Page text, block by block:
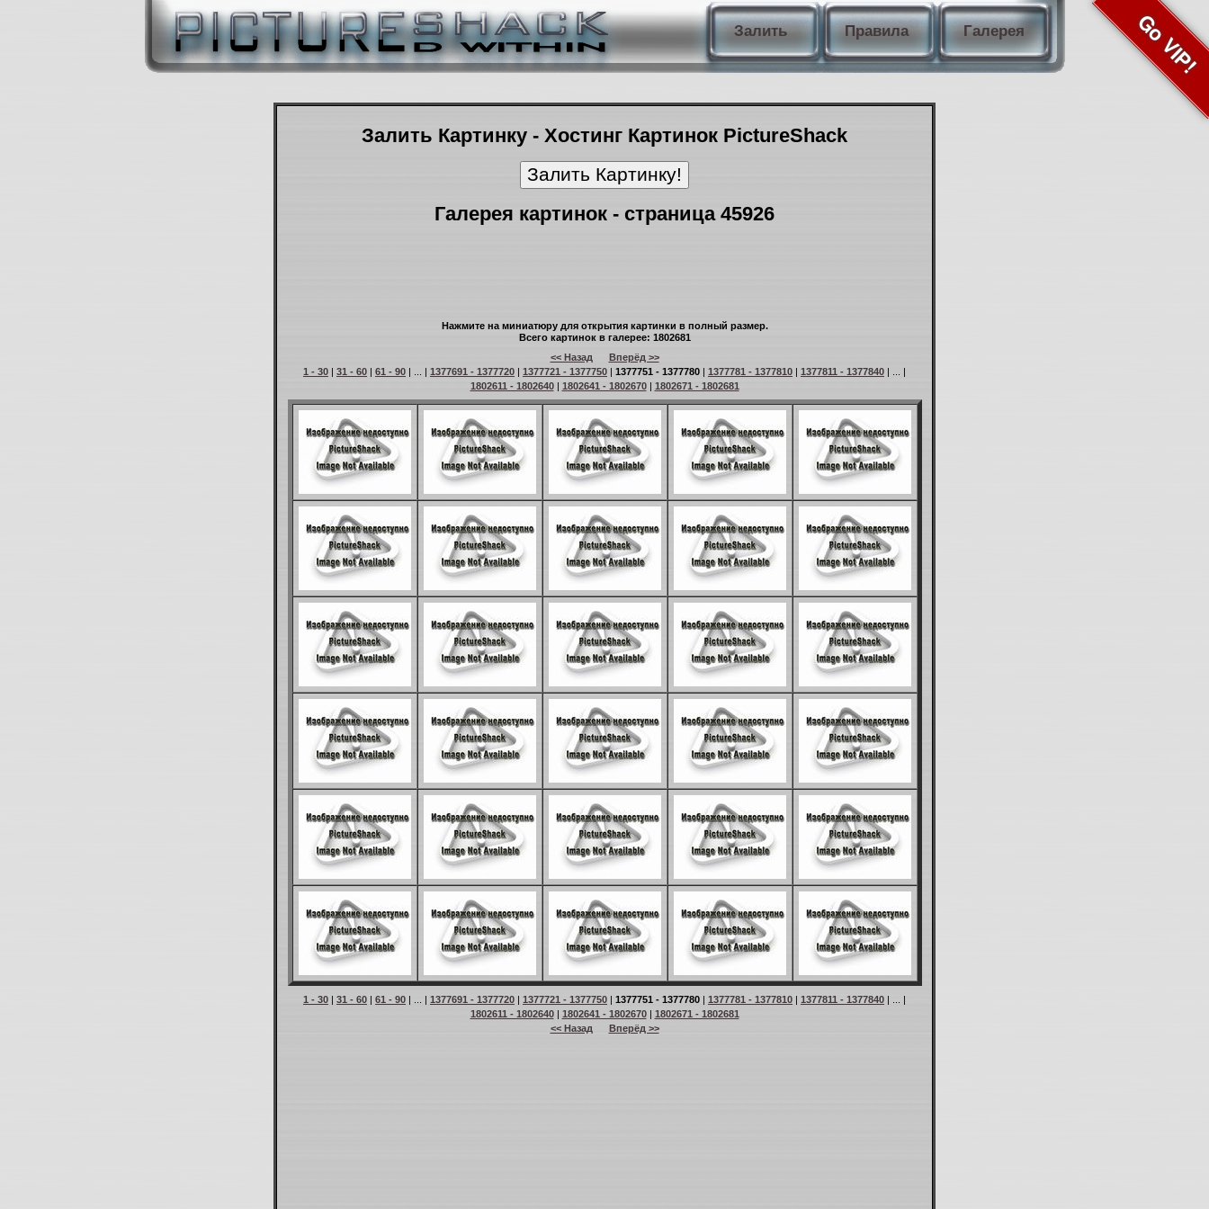
Залить Правила Галерея Go VIP!
Залить Картинку - Хостинг Картинок PictureShack
Галерея картинок - страница 45926
Нажмите на миниатюру для открытия картинки в полный размер.
Всего картинок в галерее: 1802681
<< Назад
Вперёд >>
1 - 30 | 31 - 60 | 61 - 90 | ... | 1377691 - 1377720 | 1377721 - 1377750 | 1377751 - 1377780 | 1377781 - 1377810 | 1377811 - 1377840 | ... |
1802611 - 1802640| 1802641 - 1802670| 1802671 - 1802681
1 - 30 | 31 - 60 | 61 - 90 | ... | 1377691 - 1377720 | 1377721 - 1377750 | 1377751 - 1377780 | 1377781 - 1377810 | 1377811 - 1377840 | ... |
1802611 - 1802640| 1802641 - 1802670| 1802671 - 1802681
<< Назад
Вперёд >>